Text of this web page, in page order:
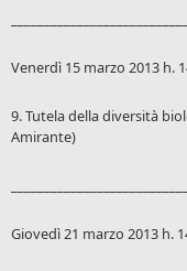
Venerdì 15 marzo 2013 h.
9. Tutela della diversità
Amirante)
Giovedì 21 marzo 2013 h.